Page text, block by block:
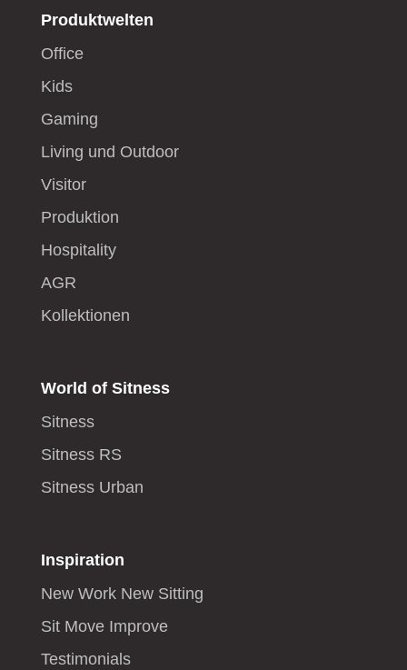
Produktwelten
Office
Kids
Gaming
Living und Outdoor
Visitor
Produktion
Hospitality
AGR
Kollektionen
World of Sitness
Sitness
Sitness RS
Sitness Urban
Inspiration
New Work New Sitting
Sit Move Improve
Testimonials